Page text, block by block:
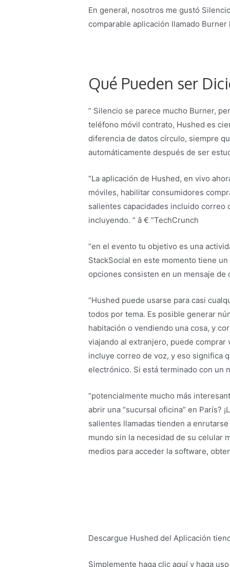
En general, nosotros me gustó
comparable aplicación llamado
Qué Pueden ser
” Silencio se parece mucho Burner,
teléfono móvil contrato, Hushed es
diferencia de datos círculo, siempre
automáticamente después de ser
“La aplicación de Hushed, en vivo
móviles, habilitar consumidores
salientes capacidades incluido correo
incluyendo. ” â € ”TechCrunch
“en el evento tu objetivo es una
StackSocial en este momento tiene
opciones consisten en un mensaje de
“Hushed puede usarse para casi
todos por tema. Es posible generar
habitación o vendiendo una cosa, y
viajando al extranjero, puede
incluye correo de voz, y eso significa
electrónico. Si está terminado con un
“potencialmente mucho más
abrir una “sucursal oficina” en París?
salientes llamadas tienden a
mundo sin la necesidad de su celular
medios para acceder la software,
Descargue Hushed del Aplicación
Simplemente haga clic aquí y haga